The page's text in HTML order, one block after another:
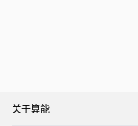
关于算能